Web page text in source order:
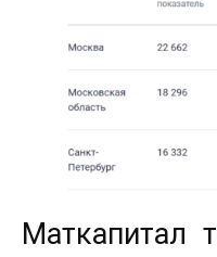
Маткапитал